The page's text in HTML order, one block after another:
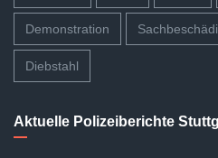
Demonstration
Diebstahl
Aktuelle Polizeiberichte